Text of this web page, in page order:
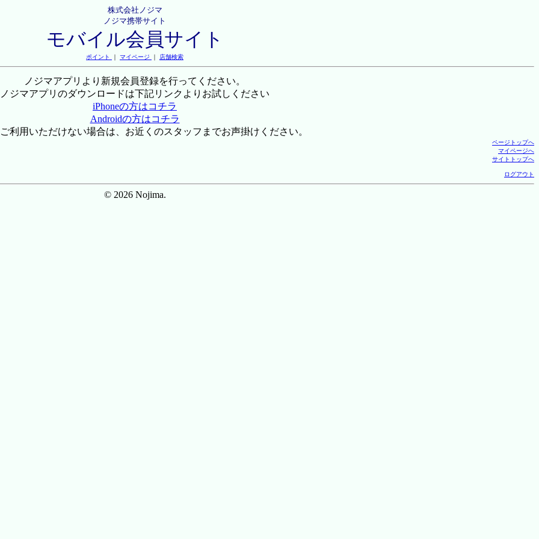
株式会社ノジマ
ノジマ携帯サイト
モバイル会員サイト
ポイント ｜ マイページ ｜ 店舗検索
ノジマアプリより新規会員登録を行ってください。
ノジマアプリのダウンロードは下記リンクよりお試しください
iPhoneの方はコチラ
Androidの方はコチラ
利用いただけない場合は、お近くのスタッフまでお声掛けください。
ページトップへ
マイページへ
サイトトップへ
ログアウト
© 2026 Nojima.